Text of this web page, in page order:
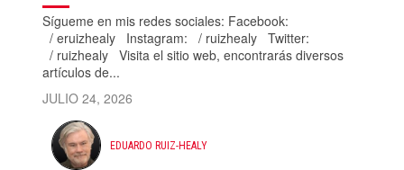
Sígueme en mis redes sociales: Facebook:
/ eruizhealy Instagram: / ruizhealy Twitter:
/ ruizhealy Visita el sitio web, encontrarás diversos
artículos de...
JULIO 24, 2026
EDUARDO RUIZ-HEALY